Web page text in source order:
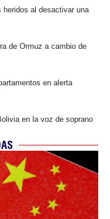
heridos al desactivar una
de Ormuz a cambio de
en alerta
en la voz de soprano